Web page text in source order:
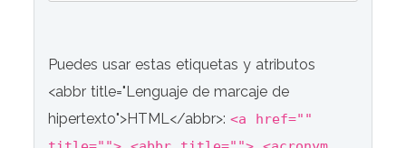
Puedes usar estas etiquetas y atributos
<abbr title="Lenguaje de marcaje de
hipertexto">HTML</abbr>:<a href=""